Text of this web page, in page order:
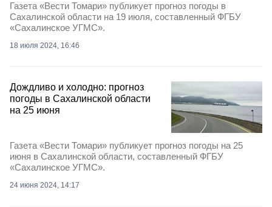
Газета «Вести Томари» публикует прогноз погоды в
Сахалинской области на 19 июля, составленный ФГБУ
«Сахалинское УГМС».
18 июля 2024, 16:46
Дождливо и холодно: прогноз
погоды в Сахалинской области
на 25 июня
Газета «Вести Томари» публикует прогноз погоды на 25
июня в Сахалинской области, составленный ФГБУ
«Сахалинское УГМС».
24 июня 2024, 14:17